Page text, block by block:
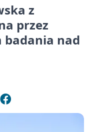
z
przez
nad